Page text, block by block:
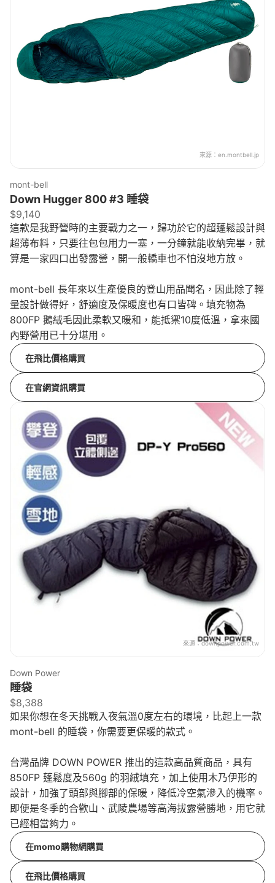
來源： en.montbell.jp
mont-bell
Down Hugger 800 #3 睡袋
$9,140
這款是我野營時的主要戰力之一，歸功於它的超蓬鬆設計與
超薄布料，只要往包包用力一塞，一分鐘就能收納完畢，就
算是一家四口出發露營，開一般轎車也不怕沒地方放。
mont-bell 長年來以生產優良的登山用品聞名，因此除了輕
量設計做得好，舒適度及保暖度也有口皆碑。填充物為
800FP 鵝絨毛因此柔軟又暖和，能抵禦10度低溫，拿來國
內野營用已十分堪用。
在飛比價格購買
在官網資訊購買
來源：downpower.com.tw
Down Power
睡袋
$8,388
如果你想在冬天挑戰入夜氣溫0度左右的環境，比起上一款
mont-bell 的睡袋，你需要更保暖的款式。
台灣品牌 DOWN POWER 推出的這款高品質商品，具有
850FP 蓬鬆度及560g 的羽絨填充，加上使用木乃伊形的
設計，加強了頭部與腳部的保暖，降低冷空氣滲入的機率。
即便是冬季的合歡山、武陵農場等高海拔露營勝地，用它就
已經相當夠力。
在momo購物網購買
在飛比價格購買